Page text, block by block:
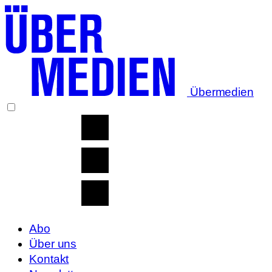
Übermedien
Abo
Über uns
Kontakt